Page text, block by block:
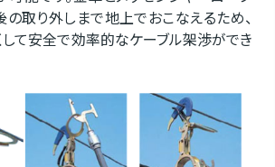
取り外しまで地上でおこなえるため、
て安全で効率的なケーブル架渉ができ